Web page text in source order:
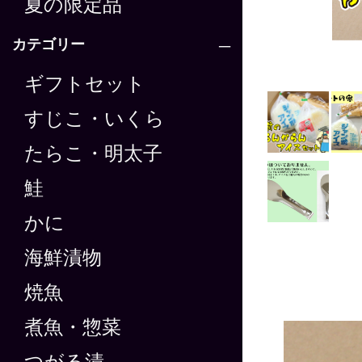
夏の限定品
カテゴリー
ギフトセット
すじこ・いくら
たらこ・明太子
鮭
かに
海鮮漬物
焼魚
煮魚・惣菜